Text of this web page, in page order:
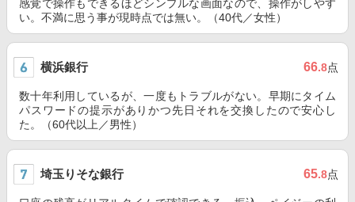
感覚で操作もできるほどシンプルな画面なので、操作がしやす
い。不満に思う事が現時点では無い。（40代／女性）
横浜銀行 66.8点
数十年利用しているが、一度もトラブルがない。早期にタイム
パスワードの提示がありかつ先日それを交換したので安心し
た。（60代以上／男性）
埼玉りそな銀行 65.8点